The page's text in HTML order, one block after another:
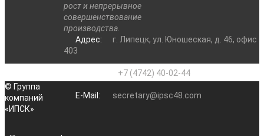
рост и непрерывное
совершенствование
производства.
Адрес: г. Липецк, ул. Юношеская, д. 46, офис
403
+7 (4742) 40-02-44
E-Mail: secretary@ipsc48.com
© Группа
компаний
«ИПСК»